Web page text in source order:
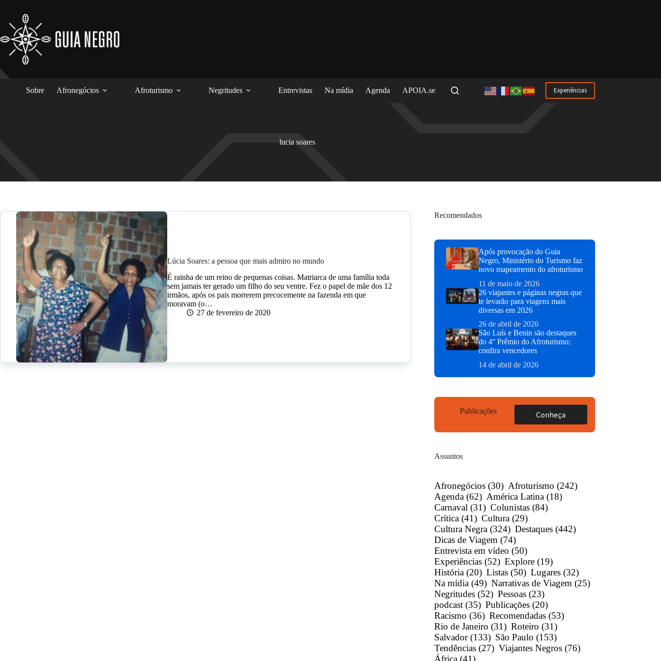
conteúdo
Sobre Afronegócios Afroturismo Negritudes Entrevistas Na mídia Agenda APOIA.se Experiências
lucia soares
Lúcia Soares: a pessoa que mais admiro no mundo
É rainha de um reino de pequenas coisas. Matriarca de uma família toda
sem jamais ter gerado um filho do seu ventre. Fez o papel de mãe dos 12
irmãos, após os pais morrerem precocemente na fazenda em que
moravam (o…
27 de fevereiro de 2020
Recomendados
Após provocação do Guia
Negro, Ministério do Turismo faz
novo mapeamento do afroturismo
11 de maio de 2026
26 viajantes e páginas negras que
te levarão para viagens mais
diversas em 2026
26 de abril de 2026
São Luís e Benin são destaques
do 4° Prêmio do Afroturismo;
confira vencedores
14 de abril de 2026
Publicações Conheça
Assuntos
Afronegócios (30) Afroturismo (242)
Agenda (62) América Latina (18)
Carnaval (31) Colunistas (84)
Crítica (41) Cultura (29)
Cultura Negra (324) Destaques (442)
Dicas de Viagem (74)
Entrevista em vídeo (50)
Experiências (52) Explore (19)
História (20) Listas (50) Lugares (32)
Na mídia (49) Narrativas de Viagem (25)
Negritudes (52) Pessoas (23)
podcast (35) Publicações (20)
Racismo (36) Recomendadas (53)
Rio de Janeiro (31) Roteiro (31)
Salvador (133) São Paulo (153)
Tendências (27) Viajantes Negros (76)
África (41)